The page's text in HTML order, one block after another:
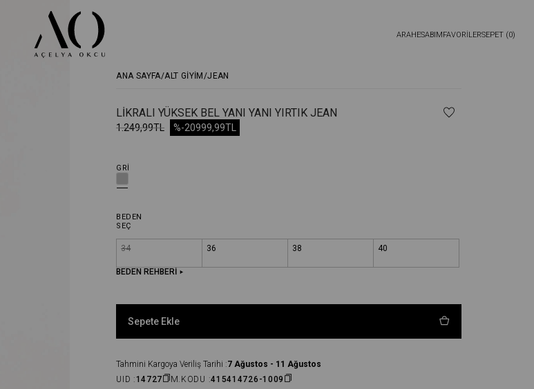
ARAHESABIMFAVORİLERSEPET (0)
ANA SAYFA ALT GİYİM JEAN
LIKRALI YÜKSEK BEL YANI YANI YIRTIK JEAN
1.249,99TL 999,99TL
%-20
GRI
BEDEN
SEÇ
34 36 38 40
BEDEN REHBERİ
Sepete Ekle
Tahmini Kargoya Veriliş Tarihi :7 Ağustos - 11 Ağustos
UID :14727 M.KODU :415414726-1009